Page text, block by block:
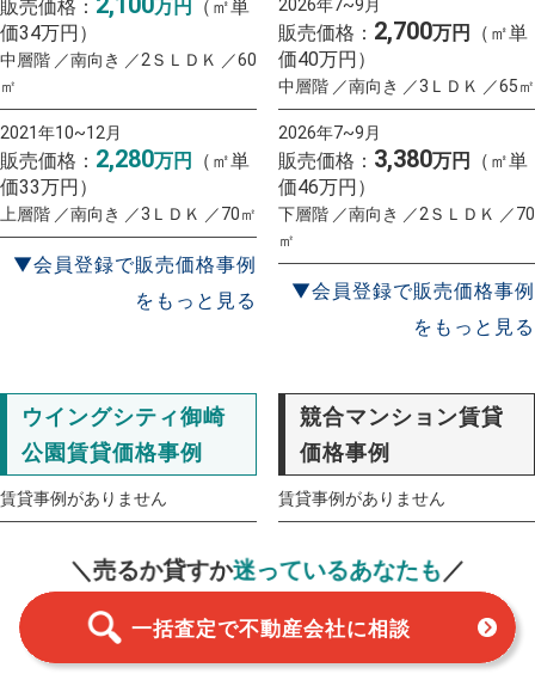
販売価格： 万円
（㎡単
価34万円）
中層階 ／南向き ／2ＳＬＤＫ ／60
㎡
2021年10~12月
販売価格： 2,280万円
（㎡単
価33万円）
上層階 ／南向き ／3ＬＤＫ ／70㎡
▼会員登録で販売価格事例
をもっと見る
2026年7~9月
販売価格： 2,700万円
（㎡単
価40万円）
中層階 ／南向き ／3ＬＤＫ ／65㎡
2026年7~9月
販売価格： 3,380万円
（㎡単
価46万円）
下層階 ／南向き ／2ＳＬＤＫ ／70
㎡
▼会員登録で販売価格事例
をもっと見る
ウイングシティ御崎
公園賃貸価格事例
賃貸事例がありません
競合マンション賃貸
価格事例
賃貸事例がありません
＼売るか貸すか迷っているあなたも ／
一括査定で不動産会社に相談
一括査定 スタート！